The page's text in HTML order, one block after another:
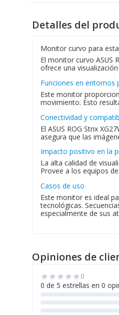
Detalles del
Monitor curvo para
El monitor curvo ASUS
ofrece una
Funciones en entornos
Este monitor
movimiento. Esto
Conectividad y
El ASUS ROG Strix
asegura que las
Impacto positivo en la
La alta calidad de
Provee a los equipos
Casos de uso
Este monitor es ideal
tecnológicas.
especialmente de sus
Opiniones de
star star star star star0
0 de 5 estrellas en 0